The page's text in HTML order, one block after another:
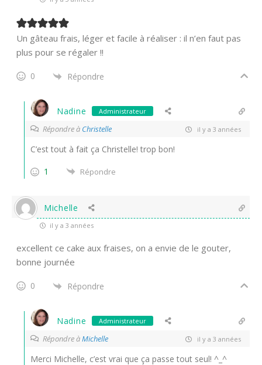
Un gâteau frais, léger et facile à réaliser : il n’en faut pas
plus pour se régaler !!
0 Répondre
Nadine Administrateur
Répondre à Christelle il y a 3 années
C’est tout à fait ça Christelle! trop bon!
1
Répondre
Michelle
il y a 3 années
excellent ce cake aux fraises, on a envie de le gouter,
bonne journée
0 Répondre
Nadine Administrateur
Répondre àMichelle il y a 3 années
Merci Michelle, c’est vrai que ça passe tout seul! ^_^